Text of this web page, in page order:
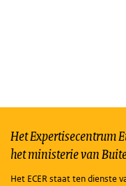
Het Expertisecentrum
het ministerie van
Het ECER staat ten dienste